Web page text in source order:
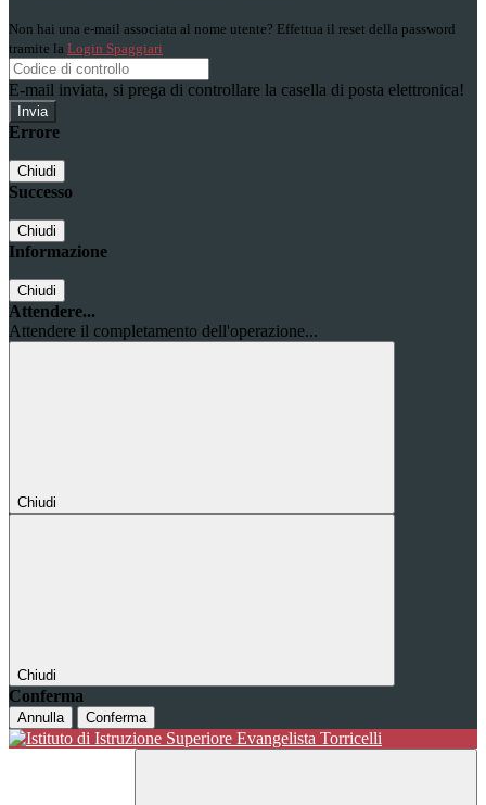
Non hai una e-mail associata al nome utente? Effettua il reset della password
tramite la Login Spaggiari
E-mail inviata, si prega di controllare la casella di posta elettronica!
Errore
Chiudi
Successo
Chiudi
Informazione
Chiudi
Attendere...
Attendere il completamento dell'operazione...
Chiudi
Chiudi
Conferma
Annulla Conferma